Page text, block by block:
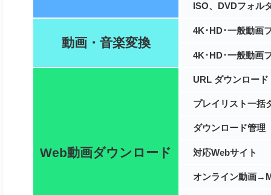
ISO、DVDフォル
動画・音楽変換
4K･HD･一般動画
4K･HD･一般動画
Web動画ダウンロード
URL ダウンロード
プレイリスト一括
ダウンロード管理
対応Webサイト
オンライン動画